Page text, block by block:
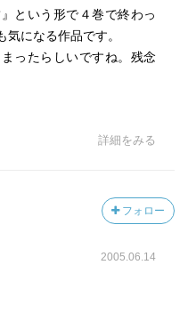
という形で４巻で終わっ
になる作品です。
ったらしいですね。残念
詳細をみる
フォロー
2005.06.14